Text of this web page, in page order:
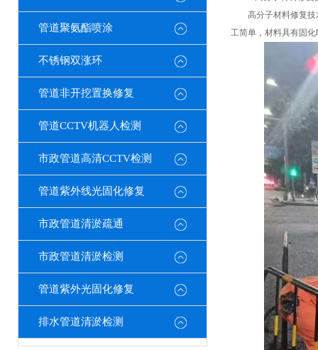
管道聚氨酯喷涂
不锈钢双涨环
管道非开挖置换修复
管道CCTV机器人检测
市政管道高清CCTV检测
管道紫外线光固化修复
市政管道清淤疏通
市政管道清淤检测
管道紫外光固化修复
排水管道清淤检测
高分子材料修复技术
工简单，材料具有固